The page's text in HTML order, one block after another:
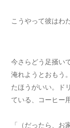
こうやって彼はわ
今さらどう足掻い
淹れようとおもう
たほうがいい。ド
ている、コーヒー
「（だったら、